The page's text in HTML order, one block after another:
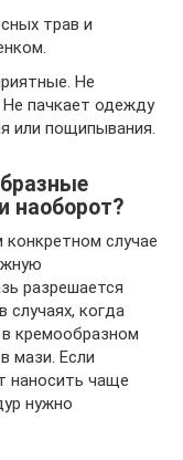
трав и
Не
пачкает одежду
или пощипывания.
наоборот?
случае
разрешается
когда
кремообразном
мази. Если
наносить чаще
нужно